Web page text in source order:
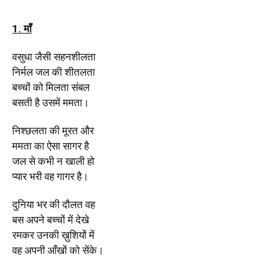
1. माँ
वसुधा जैसी सहनशीलता
निर्मल जल की शीतलता
बच्चों को मिलता संबल
बसती है उसमें ममता।
निश्छलता की मूरत और
ममता का ऐसा सागर है
जल से कभी न खाली हो
प्यार भरी वह गागर है।
दुनिया भर की दौलत वह
बस अपने बच्चों में देखे
रमकर उनकी ख़ुशियों में
वह अपनी आँखों को सेंके।